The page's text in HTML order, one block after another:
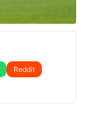
Reddit